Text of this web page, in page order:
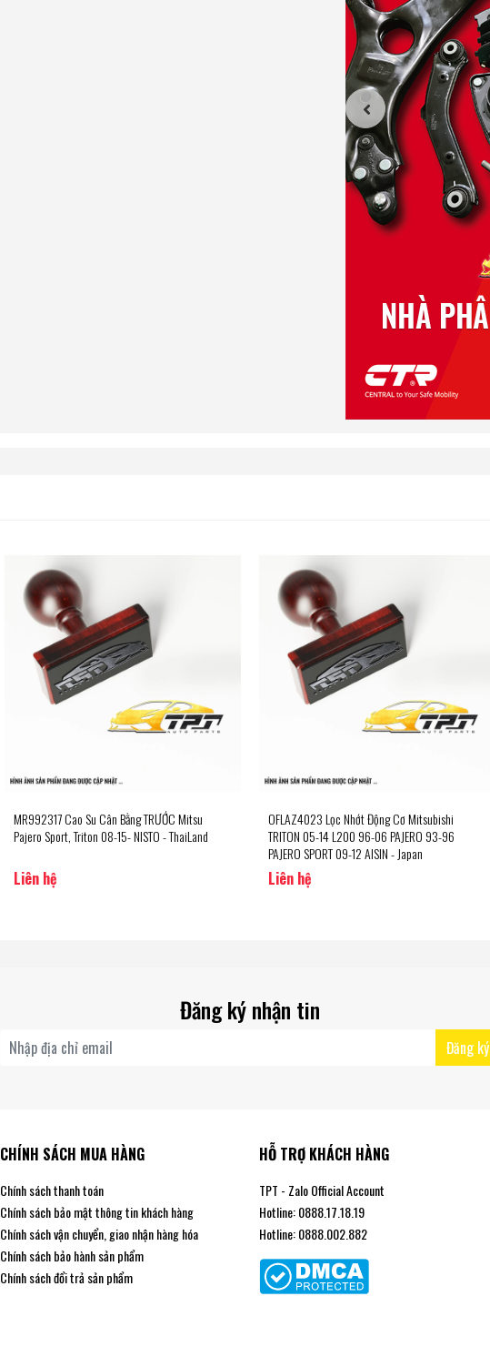
MR992317 Cao Su Cân Bằng TRƯỚC Mitsu
Pajero Sport, Triton 08-15- NISTO - ThaiLand
Liên hệ
OFLAZ4023 Lọc Nhớt Động Cơ Mitsubishi
TRITON 05-14 L200 96-06 PAJERO 93-96
PAJERO SPORT 09-12 AISIN - Japan
Liên hệ
Đăng ký nhận tin
Đăng ký
CHÍNH SÁCH MUA HÀNG
Chính sách thanh toán
Chính sách bảo mật thông tin khách hàng
Chính sách vận chuyển, giao nhận hàng hóa
Chính sách bảo hành sản phẩm
Chính sách đổi trả sản phẩm
HỖ TRỢ KHÁCH HÀNG
TPT - Zalo Official Account
Hotline: 0888.17.18.19
Hotline: 0888.002.882